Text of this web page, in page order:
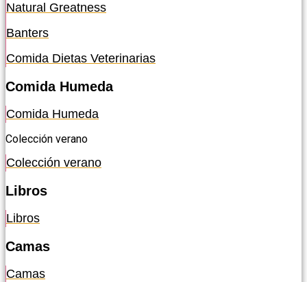
Natural Greatness
Banters
Comida Dietas Veterinarias
Comida Humeda
Comida Humeda
Colección verano
Colección verano
Libros
Libros
Camas
Camas